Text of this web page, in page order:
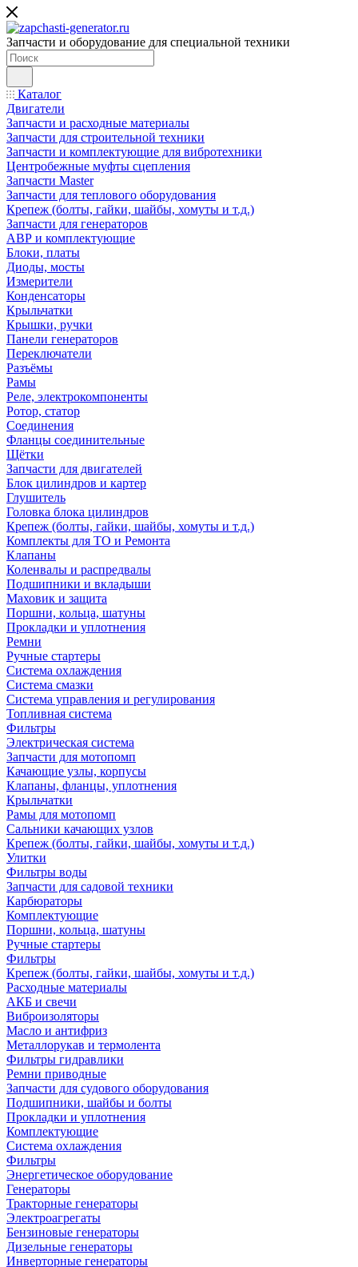
Запчасти и оборудование для специальной техники
Каталог
Двигатели
Запчасти и расходные материалы
Запчасти для строительной техники
Запчасти и комплектующие для вибротехники
Центробежные муфты сцепления
Запчасти Master
Запчасти для теплового оборудования
Крепеж (болты, гайки, шайбы, хомуты и т.д.)
Запчасти для генераторов
АВР и комплектующие
Блоки, платы
Диоды, мосты
Измерители
Конденсаторы
Крыльчатки
Крышки, ручки
Панели генераторов
Переключатели
Разъёмы
Рамы
Реле, электрокомпоненты
Ротор, статор
Соединения
Фланцы соединительные
Щётки
Запчасти для двигателей
Блок цилиндров и картер
Глушитель
Головка блока цилиндров
Крепеж (болты, гайки, шайбы, хомуты и т.д.)
Комплекты для ТО и Ремонта
Клапаны
Коленвалы и распредвалы
Подшипники и вкладыши
Маховик и защита
Поршни, кольца, шатуны
Прокладки и уплотнения
Ремни
Ручные стартеры
Система охлаждения
Система смазки
Система управления и регулирования
Топливная система
Фильтры
Электрическая система
Запчасти для мотопомп
Качающие узлы, корпусы
Клапаны, фланцы, уплотнения
Крыльчатки
Рамы для мотопомп
Сальники качающих узлов
Крепеж (болты, гайки, шайбы, хомуты и т.д.)
Улитки
Фильтры воды
Запчасти для садовой техники
Карбюраторы
Комплектующие
Поршни, кольца, шатуны
Ручные стартеры
Фильтры
Крепеж (болты, гайки, шайбы, хомуты и т.д.)
Расходные материалы
АКБ и свечи
Виброизоляторы
Масло и антифриз
Металлорукав и термолента
Фильтры гидравлики
Ремни приводные
Запчасти для судового оборудования
Подшипники, шайбы и болты
Прокладки и уплотнения
Комплектующие
Система охлаждения
Фильтры
Энергетическое оборудование
Генераторы
Тракторные генераторы
Электроагрегаты
Бензиновые генераторы
Дизельные генераторы
Инверторные генераторы